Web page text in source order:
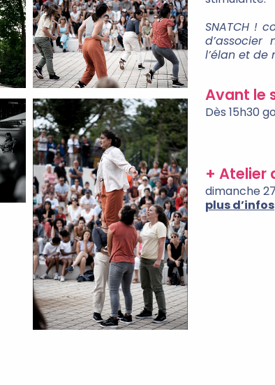
SNATCH !
d’associer
l’élan et de
Avant le
Dès 15h30
+ Atelier
dimanche
plus d’infos